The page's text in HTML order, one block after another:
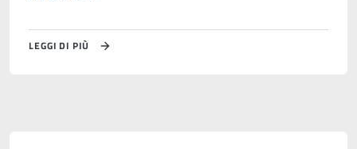
LEGGI DI PIÙ